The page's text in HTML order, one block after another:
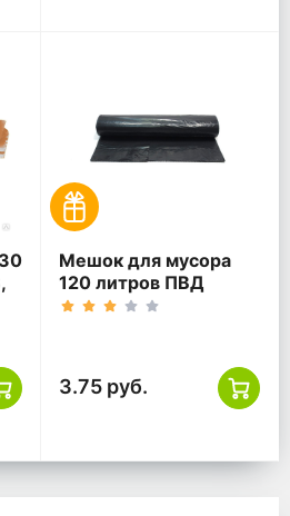
Мешок для мусора
120 литров ПВД
68*108 черный ТУ
3.75 руб.